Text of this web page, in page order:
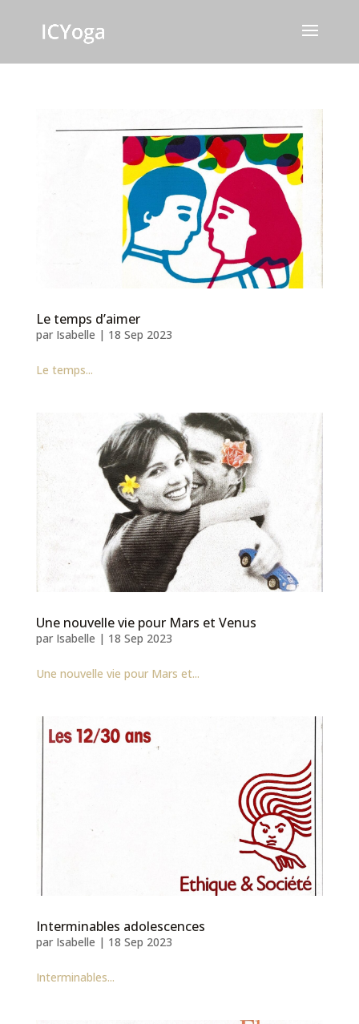
Le temps d’aimer
par Isabelle | 18 Sep 2023
Le temps...
Une nouvelle vie pour Mars et Venus
par Isabelle | 18 Sep 2023
Une nouvelle vie pour Mars et...
Interminables adolescences
par Isabelle | 18 Sep 2023
Interminables...